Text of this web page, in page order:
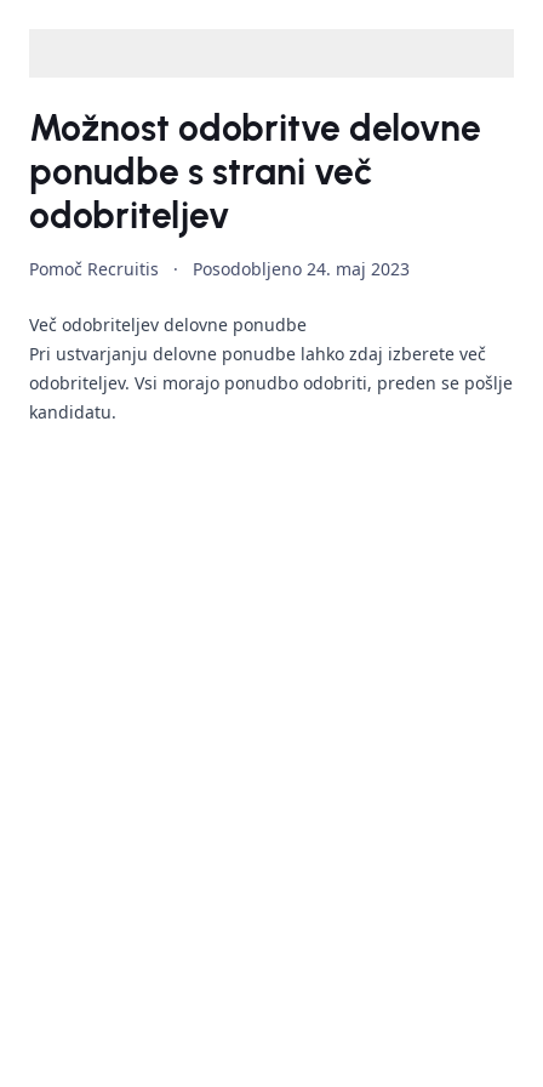
Možnost odobritve delovne
ponudbe s strani več
odobriteljev
Pomoč Recruitis · Posodobljeno 24. maj 2023
Več odobriteljev delovne ponudbe
Pri ustvarjanju delovne ponudbe lahko zdaj izberete več
odobriteljev. Vsi morajo ponudbo odobriti, preden se pošlje
kandidatu.